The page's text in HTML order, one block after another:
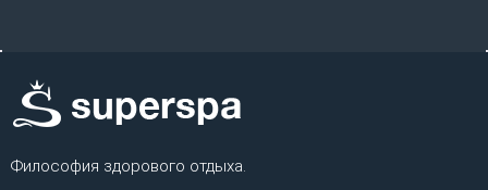
Философия здорового отдыха.